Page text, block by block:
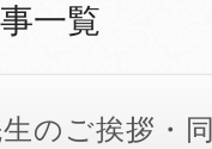
一覧
のご挨拶・